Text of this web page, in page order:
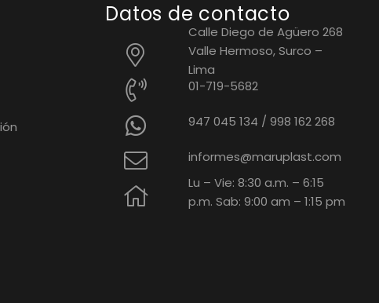
Datos de contacto
Calle Diego de Agüero 268
Valle Hermoso, Surco –
Lima
01-719-5682
947 045 134 /998 162 268
informes@maruplast.com
Lu – Vie: 8:30 a.m. – 6:15
p.m. Sab: 9:00 am – 1:15 pm